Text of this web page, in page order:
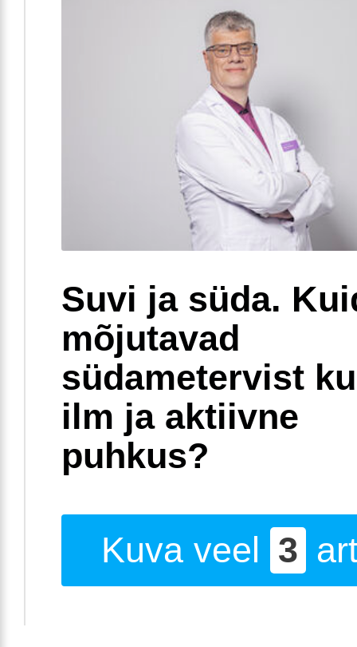
Suvi ja süda.
mõjutavad
südametervist
ilm ja aktiivne
puhkus?
Kuva veel 3